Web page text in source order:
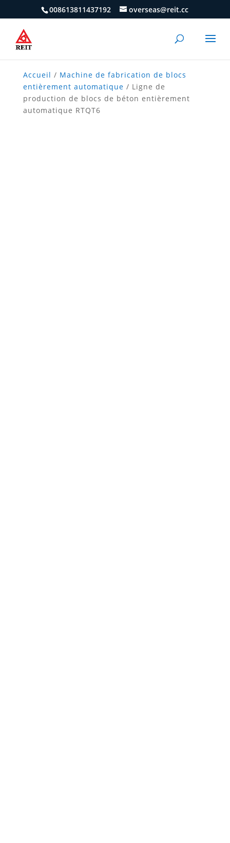
008613811437192 overseas@reit.cc
Accueil / Machine de fabrication de blocs
entièrement automatique / Ligne de
production de blocs de béton entièrement
automatique RTQT6